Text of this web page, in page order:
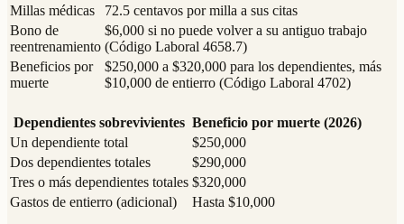
Millas médicas
72.5 centavos por milla a sus citas
Bono de
reentrenamiento
$6,000 si no puede volver a su antiguo trabajo
(Código Laboral 4658.7)
Beneficios por
muerte
$250,000 a $320,000 para los dependientes, más
$10,000 de entierro (Código Laboral 4702)
Dependientes sobrevivientes Beneficio por muerte (2026)
Un dependiente total
$250,000
Dos dependientes totales
$290,000
Tres o más dependientes totales $320,000
Gastos de entierro (adicional)
Hasta $10,000